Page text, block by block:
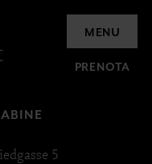
MENU
PRENOTA
5